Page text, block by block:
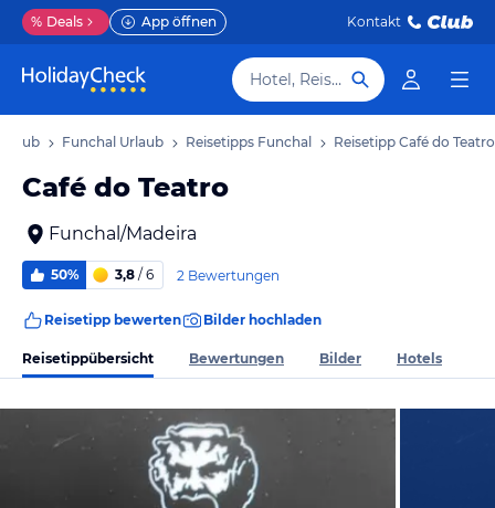
% Deals App öffnen Kontakt
Hotel, Reiseziel
Funchal Urlaub Reisetipps Funchal Reisetipp Café do Teatro
Café do Teatro
Funchal/Madeira
50% 3,8 / 6 2 Bewertungen
Reisetipp bewerten Bilder hochladen
Reisetippübersicht Bewertungen Bilder Hotels